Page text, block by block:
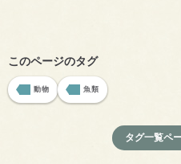
このページのタグ
動物 魚類
タグ一覧ペ